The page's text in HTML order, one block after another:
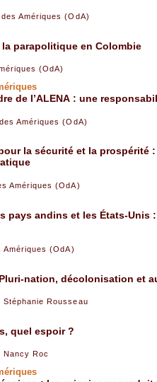
Amériques (OdA)
parapolitique en Colombie
(OdA)
de l’ALENA : une
Amériques (OdA)
la sécurité et la prospérité
Amériques (OdA)
pays andins et les États-Unis
(OdA)
nation, décolonisation et
Stéphanie Rousseau
quel espoir ?
Nancy Roc